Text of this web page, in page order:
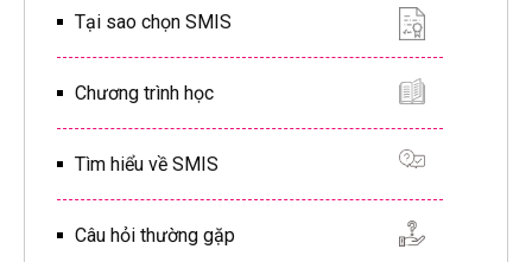
Tại sao chọn SMIS
Chương trình học
Tìm hiểu về SMIS
Câu hỏi thường gặp